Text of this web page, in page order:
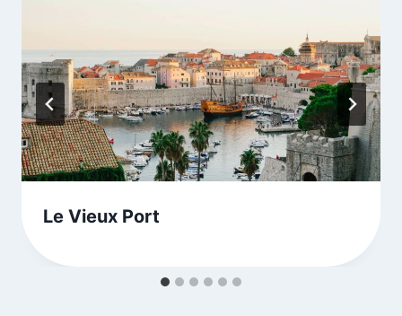
Le Vieux Port